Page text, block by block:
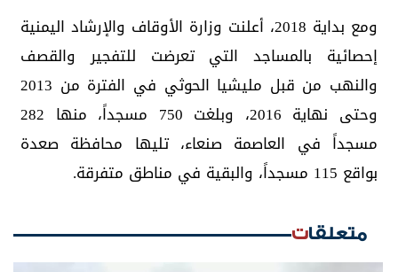
ومع بداية 2018، أعلنت وزارة الأوقاف والإرشاد اليمنية
إحصائية بالمساجد التي تعرضت للتفجير والقصف
والنهب من قبل مليشيا الحوثي في الفترة من 2013
وحتى نهاية 2016، وبلغت 750 مسجداً، منها 282
مسجداً في العاصمة صنعاء، تليها محافظة صعدة
بواقع 115 مسجداً، والبقية في مناطق متفرقة.
متعلقات